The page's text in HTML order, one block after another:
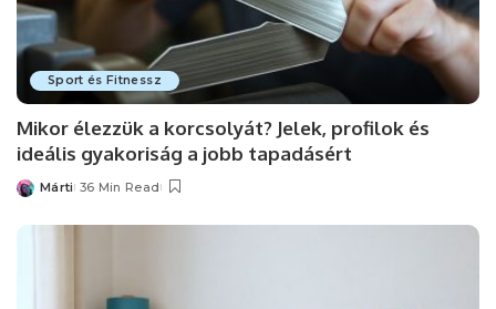
Sport és Fitnessz
Mikor élezzük a korcsolyát? Jelek, profilok és
ideális gyakoriság a jobb tapadásért
Posted
Márti 36 Min Read